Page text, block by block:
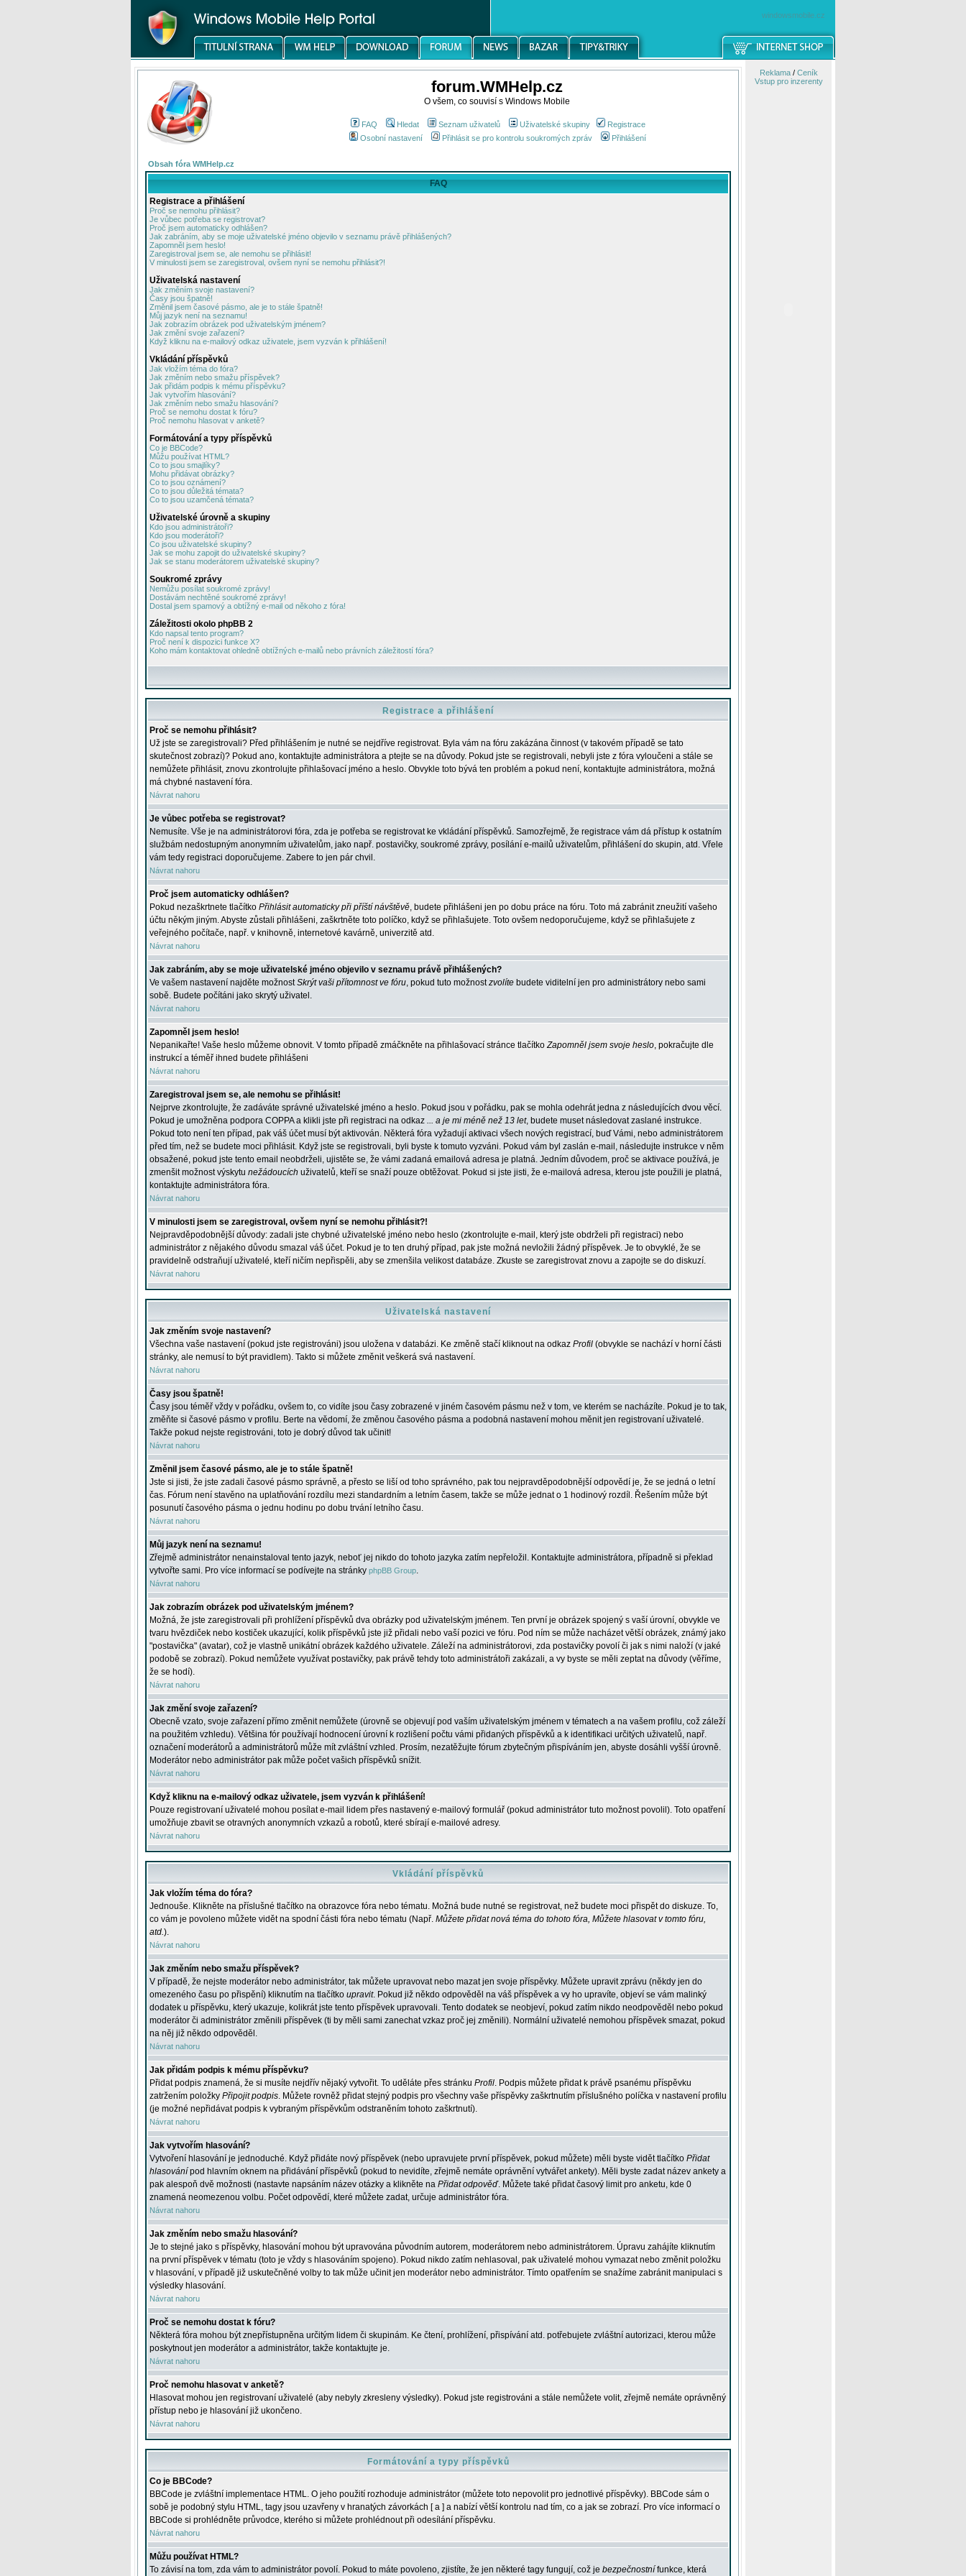
windowsmobile.cz
forum.WMHelp.cz
O všem, co souvisí s Windows Mobile
FAQ Hledat Seznam uživatelů Uživatelské skupiny
Registrace
Osobní nastavení
Přihlásit se pro kontrolu soukromých zpráv Přihlášení
Obsah fóra WMHelp.cz
FAQ
Registrace a přihlášení
Proč se nemohu přihlásit?
Je vůbec potřeba se registrovat?
Proč jsem automaticky odhlášen?
Jak zabráním, aby se moje uživatelské jméno objevilo v seznamu právě přihlášených?
Zapomněl jsem heslo!
Zaregistroval jsem se, ale nemohu se přihlásit!
V minulosti jsem se zaregistroval, ovšem nyní se nemohu přihlásit?!
Uživatelská nastavení
Jak změním svoje nastavení?
Časy jsou špatně!
Změnil jsem časové pásmo, ale je to stále špatně!
Můj jazyk není na seznamu!
Jak zobrazím obrázek pod uživatelským jménem?
Jak změní svoje zařazení?
Když kliknu na e-mailový odkaz uživatele, jsem vyzván k přihlášení!
Vkládání příspěvků
Jak vložím téma do fóra?
Jak změním nebo smažu příspěvek?
Jak přidám podpis k mému příspěvku?
Jak vytvořím hlasování?
Jak změním nebo smažu hlasování?
Proč se nemohu dostat k fóru?
Proč nemohu hlasovat v anketě?
Formátování a typy příspěvků
Co je BBCode?
Můžu používat HTML?
Co to jsou smajlíky?
Mohu přidávat obrázky?
Co to jsou oznámení?
Co to jsou důležitá témata?
Co to jsou uzamčená témata?
Uživatelské úrovně a skupiny
Kdo jsou administrátoři?
Kdo jsou moderátoři?
Co jsou uživatelské skupiny?
Jak se mohu zapojit do uživatelské skupiny?
Jak se stanu moderátorem uživatelské skupiny?
Soukromé zprávy
Nemůžu posílat soukromé zprávy!
Dostávám nechtěné soukromé zprávy!
Dostal jsem spamový a obtížný e-mail od někoho z fóra!
Záležitosti okolo phpBB 2
Kdo napsal tento program?
Proč není k dispozici funkce X?
Koho mám kontaktovat ohledně obtížných e-mailů nebo právních záležitostí fóra?
Registrace a přihlášení
Proč se nemohu přihlásit?
Už jste se zaregistrovali? Před přihlášením je nutné se nejdříve registrovat. Byla vám na fóru zakázána činnost (v takovém případě se tato
skutečnost zobrazí)? Pokud ano, kontaktujte administrátora a ptejte se na důvody. Pokud jste se registrovali, nebyli jste z fóra vyloučeni a stále se
nemůžete přihlásit, znovu zkontrolujte přihlašovací jméno a heslo. Obvykle toto bývá ten problém a pokud není, kontaktujte administrátora, možná
má chybné nastavení fóra.
Návrat nahoru
Je vůbec potřeba se registrovat?
Nemusíte. Vše je na administrátorovi fóra, zda je potřeba se registrovat ke vkládání příspěvků. Samozřejmě, že registrace vám dá přístup k ostatním
službám nedostupným anonymním uživatelům, jako např. postavičky, soukromé zprávy, posílání e-mailů uživatelům, přihlášení do skupin, atd. Vřele
vám tedy registraci doporučujeme. Zabere to jen pár chvil.
Návrat nahoru
Proč jsem automaticky odhlášen?
Pokud nezaškrtnete tlačítko Přihlásit automaticky při příští návštěvě, budete přihlášeni jen po dobu práce na fóru. Toto má zabránit zneužití vašeho
účtu někým jiným. Abyste zůstali přihlášeni, zaškrtněte toto políčko, když se přihlašujete. Toto ovšem nedoporučujeme, když se přihlašujete z
veřejného počítače, např. v knihovně, internetové kavárně, univerzitě atd.
Návrat nahoru
Jak zabráním, aby se moje uživatelské jméno objevilo v seznamu právě přihlášených?
Ve vašem nastavení najděte možnostSkrýt vaši přítomnost ve fóru, pokud tuto možnostzvolíte budete viditelní jen pro administrátory nebo sami
sobě. Budete počítáni jako skrytý uživatel.
Návrat nahoru
Zapomněl jsem heslo!
Nepanikařte! Vaše heslo můžeme obnovit. V tomto případě zmáčkněte na přihlašovací stránce tlačítkoZapomněl jsem svoje heslo, pokračujte dle
instrukcí a téměř ihned budete přihlášeni
Návrat nahoru
Zaregistroval jsem se, ale nemohu se přihlásit!
Nejprve zkontrolujte, že zadáváte správné uživatelské jméno a heslo. Pokud jsou v pořádku, pak se mohla odehrát jedna z následujících dvou věcí.
Pokud je umožněna podpora COPPA a klikli jste při registraci na odkaz ... a je mi méně než 13 let, budete muset následovat zaslané instrukce.
Pokud toto není ten případ, pak váš účet musí být aktivován. Některá fóra vyžadují aktivaci všech nových registrací, buď Vámi, nebo administrátorem
před tím, než se budete moci přihlásit. Když jste se registrovali, byli byste k tomuto vyzváni. Pokud vám byl zaslán e-mail, následujte instrukce v něm
obsažené, pokud jste tento email neobdrželi, ujistěte se, že vámi zadaná emailová adresa je platná. Jedním důvodem, proč se aktivace používá, je
zmenšit možnost výskytu nežádoucích uživatelů, kteří se snaží pouze obtěžovat. Pokud si jste jisti, že e-mailová adresa, kterou jste použili je platná,
kontaktujte administrátora fóra.
Návrat nahoru
V minulosti jsem se zaregistroval, ovšem nyní se nemohu přihlásit?!
Nejpravděpodobnější důvody: zadali jste chybné uživatelské jméno nebo heslo (zkontrolujte e-mail, který jste obdrželi při registraci) nebo
administrátor z nějakého důvodu smazal váš účet. Pokud je to ten druhý případ, pak jste možná nevložili žádný příspěvek. Je to obvyklé, že se
pravidelně odstraňují uživatelé, kteří ničím nepřispěli, aby se zmenšila velikost databáze. Zkuste se zaregistrovat znovu a zapojte se do diskuzí.
Návrat nahoru
Uživatelská nastavení
Jak změním svoje nastavení?
Všechna vaše nastavení (pokud jste registrováni) jsou uložena v databázi. Ke změně stačí kliknout na odkaz Profil (obvykle se nachází v horní části
stránky, ale nemusí to být pravidlem). Takto si můžete změnit veškerá svá nastavení.
Návrat nahoru
Časy jsou špatně!
Časy jsou téměř vždy v pořádku, ovšem to, co vidíte jsou časy zobrazené v jiném časovém pásmu než v tom, ve kterém se nacházíte. Pokud je to tak,
změňte si časové pásmo v profilu. Berte na vědomí, že změnou časového pásma a podobná nastavení mohou měnit jen registrovaní uživatelé.
Takže pokud nejste registrováni, toto je dobrý důvod tak učinit!
Návrat nahoru
Změnil jsem časové pásmo, ale je to stále špatně!
Jste si jisti, že jste zadali časové pásmo správně, a přesto se liší od toho správného, pak tou nejpravděpodobnější odpovědí je, že se jedná o letní
čas. Fórum není stavěno na uplatňování rozdílu mezi standardním a letním časem, takže se může jednat o 1 hodinový rozdíl. Řešením může být
posunutí časového pásma o jednu hodinu po dobu trvání letního času.
Návrat nahoru
Můj jazyk není na seznamu!
Zřejmě administrátor nenainstaloval tento jazyk, neboť jej nikdo do tohoto jazyka zatím nepřeložil. Kontaktujte administrátora, případně si překlad
vytvořte sami. Pro více informací se podívejte na stránky phpBB Group.
Návrat nahoru
Jak zobrazím obrázek pod uživatelským jménem?
Možná, že jste zaregistrovali při prohlížení příspěvků dva obrázky pod uživatelským jménem. Ten první je obrázek spojený s vaší úrovní, obvykle ve
tvaru hvězdiček nebo kostiček ukazující, kolik příspěvků jste již přidali nebo vaší pozici ve fóru. Pod ním se může nacházet větší obrázek, známý jako
"postavička" (avatar), což je vlastně unikátní obrázek každého uživatele. Záleží na administrátorovi, zda postavičky povolí či jak s nimi naloží (v jaké
podobě se zobrazí). Pokud nemůžete využívat postavičky, pak právě tehdy toto administrátoři zakázali, a vy byste se měli zeptat na důvody (věříme,
že se hodí).
Návrat nahoru
Jak změní svoje zařazení?
Obecně vzato, svoje zařazení přímo změnit nemůžete (úrovně se objevují pod vaším uživatelským jménem v tématech a na vašem profilu, což záleží
na použitém vzhledu). Většina fór používají hodnocení úrovní k rozlišení počtu vámi přidaných příspěvků a k identifikaci určitých uživatelů, např.
označení moderátorů a administrátorů může mít zvláštní vzhled. Prosím, nezatěžujte fórum zbytečným přispíváním jen, abyste dosáhli vyšší úrovně.
Moderátor nebo administrátor pak může počet vašich příspěvků snížit.
Návrat nahoru
Když kliknu na e-mailový odkaz uživatele, jsem vyzván k přihlášení!
Pouze registrovaní uživatelé mohou posílat e-mail lidem přes nastavený e-mailový formulář (pokud administrátor tuto možnost povolil). Toto opatření
umožňuje zbavit se otravných anonymních vzkazů a robotů, které sbírají e-mailové adresy.
Návrat nahoru
Vkládání příspěvků
Jak vložím téma do fóra?
Jednouše. Klikněte na příslušné tlačítko na obrazovce fóra nebo tématu. Možná bude nutné se registrovat, než budete moci přispět do diskuze. To,
co vám je povoleno můžete vidět na spodní části fóra nebo tématu (Např. Můžete přidat nová téma do tohoto fóra, Můžete hlasovat v tomto fóru,
atd.).
Návrat nahoru
Jak změním nebo smažu příspěvek?
V případě, že nejste moderátor nebo administrátor, tak můžete upravovat nebo mazat jen svoje příspěvky. Můžete upravit zprávu (někdy jen do
omezeného času po přispění) kliknutím na tlačítko upravit. Pokud již někdo odpověděl na váš příspěvek a vy ho upravíte, objeví se vám malinký
dodatek u příspěvku, který ukazuje, kolikrát jste tento příspěvek upravovali. Tento dodatek se neobjeví, pokud zatím nikdo neodpověděl nebo pokud
moderátor či administrátor změnili příspěvek (ti by měli sami zanechat vzkaz proč jej změnili). Normální uživatelé nemohou příspěvek smazat, pokud
na něj již někdo odpověděl.
Návrat nahoru
Jak přidám podpis k mému příspěvku?
Přidat podpis znamená, že si musíte nejdřív nějaký vytvořit. To uděláte přes stránku Profil. Podpis můžete přidat k právě psanému příspěvku
zatržením položky Připojit podpis. Můžete rovněž přidat stejný podpis pro všechny vaše příspěvky zaškrtnutím příslušného políčka v nastavení profilu
(je možné nepřidávat podpis k vybraným příspěvkům odstraněním tohoto zaškrtnutí).
Návrat nahoru
Jak vytvořím hlasování?
Vytvoření hlasování je jednoduché. Když přidáte nový příspěvek (nebo upravujete první příspěvek, pokud můžete) měli byste vidět tlačítko Přidat
hlasování pod hlavním oknem na přidávání příspěvků (pokud to nevidíte, zřejmě nemáte oprávnění vytvářet ankety). Měli byste zadat název ankety a
pak alespoň dvě možnosti (nastavte napsáním název otázky a klikněte na Přidat odpověď. Můžete také přidat časový limit pro anketu, kde 0
znamená neomezenou volbu. Počet odpovědí, které můžete zadat, určuje administrátor fóra.
Návrat nahoru
Jak změním nebo smažu hlasování?
Je to stejné jako s příspěvky, hlasování mohou být upravována původním autorem, moderátorem nebo administrátorem. Úpravu zahájíte kliknutím
na první příspěvek v tématu (toto je vždy s hlasováním spojeno). Pokud nikdo zatím nehlasoval, pak uživatelé mohou vymazat nebo změnit položku
v hlasování, v případě již uskutečněné volby to tak může učinit jen moderátor nebo administrátor. Tímto opatřením se snažíme zabránit manipulaci s
výsledky hlasování.
Návrat nahoru
Proč se nemohu dostat k fóru?
Některá fóra mohou být znepřístupněna určitým lidem či skupinám. Ke čtení, prohlížení, přispívání atd. potřebujete zvláštní autorizaci, kterou může
poskytnout jen moderátor a administrátor, takže kontaktujte je.
Návrat nahoru
Proč nemohu hlasovat v anketě?
Hlasovat mohou jen registrovaní uživatelé (aby nebyly zkresleny výsledky). Pokud jste registrováni a stále nemůžete volit, zřejmě nemáte oprávněný
přístup nebo je hlasování již ukončeno.
Návrat nahoru
Formátování a typy příspěvků
Co je BBCode?
BBCode je zvláštní implementace HTML. O jeho použití rozhoduje administrátor (můžete toto nepovolit pro jednotlivé příspěvky). BBCode sám o
sobě je podobný stylu HTML, tagy jsou uzavřeny v hranatých závorkách [ a ] a nabízí větší kontrolu nad tím, co a jak se zobrazí. Pro více informací o
BBCode si prohlédněte průvodce, kterého si můžete prohlédnout při odesílání příspěvku.
Návrat nahoru
Můžu používat HTML?
To závisí na tom, zda vám to administrátor povolí. Pokud to máte povoleno, zjistíte, že jen některé tagy fungují, což je bezpečnostní funkce, která
Reklama/ Ceník
Vstup pro inzerenty